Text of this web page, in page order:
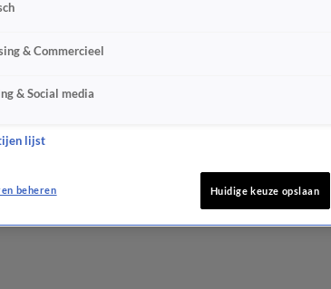
& Commercieel
& Social media
lijst
beheren Huidige keuze opslaan